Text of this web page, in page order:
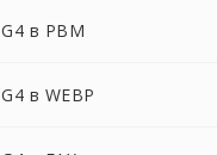
G4 в PBM
G4 в WEBP